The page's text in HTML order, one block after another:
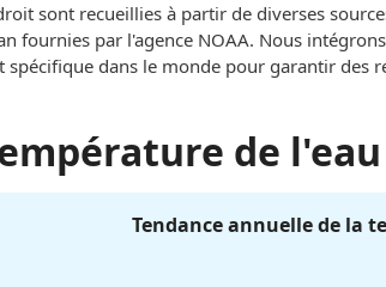
sont recueillies à partir de diverses
fournies par l'agence NOAA. Nous
dans le monde pour garantir des
de
Tendance annuelle de la